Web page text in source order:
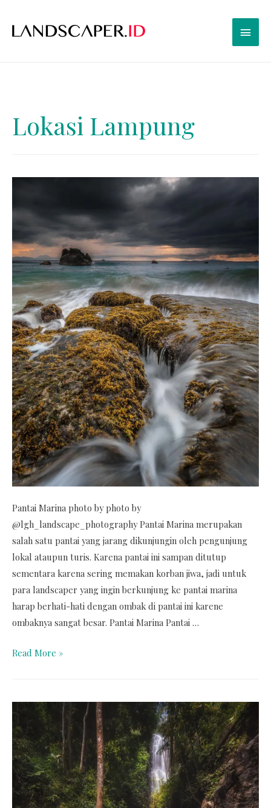
Lokasi Lampung
Pantai Marina photo by photo by
@lgh_landscape_photography Pantai Marina merupakan
salah satu pantai yang jarang dikunjungin oleh pengunjung
lokal ataupun turis. Karena pantai ini sampan ditutup
sementara karena sering memakan korban jiwa, jadi untuk
para landscaper yang ingin berkunjung ke pantai marina
harap berhati-hati dengan ombak di pantai ini karene
ombaknya sangat besar. Pantai Marina Pantai …
Read More »